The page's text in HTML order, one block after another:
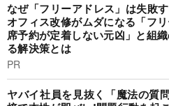
なぜ「フリーアドレス」は失敗
オフィス改修がムダになる「フ
席予約が定着しない元凶」と組
る解決策とは
PR
ヤバイ社員を見抜く「魔法の質